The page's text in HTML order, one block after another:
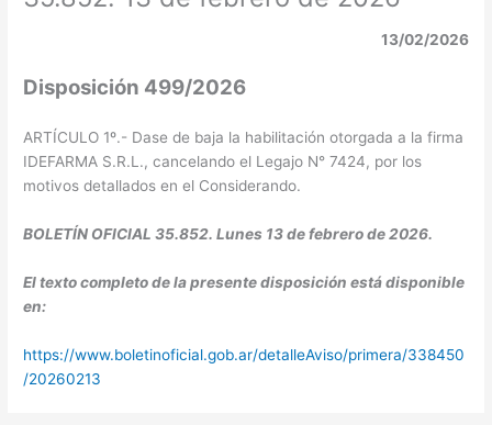
13/02/2026
Disposición 499/2026
ARTÍCULO 1º.- Dase de baja la habilitación otorgada a la firma
IDEFARMA S.R.L., cancelando el Legajo N° 7424, por los
motivos detallados en el Considerando.
BOLETÍN OFICIAL 35.852. Lunes 13 de febrero de 2026.
El texto completo de la presente disposición está disponible
en:
https://www.boletinoficial.gob.ar/detalleAviso/primera/338450
/20260213